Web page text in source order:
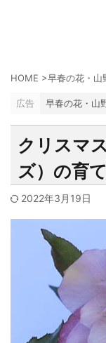
HOME >早春の花・山
広告 早春の花・山
クリスマ
ズ）の育
2022年3月19日